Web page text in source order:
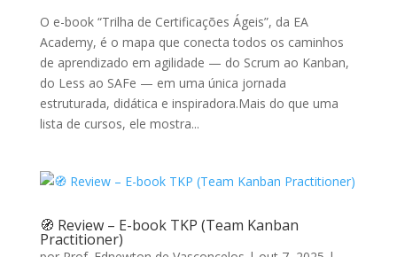
O e-book “Trilha de Certificações Ágeis”, da EA
Academy, é o mapa que conecta todos os caminhos
de aprendizado em agilidade — do Scrum ao Kanban,
do Less ao SAFe — em uma única jornada
estruturada, didática e inspiradora.Mais do que uma
lista de cursos, ele mostra...
🧭 Review – E-book TKP (Team Kanban
Practitioner)